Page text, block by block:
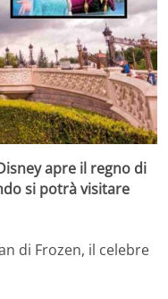
apre il regno di
si potrà visitare
di Frozen, il celebre